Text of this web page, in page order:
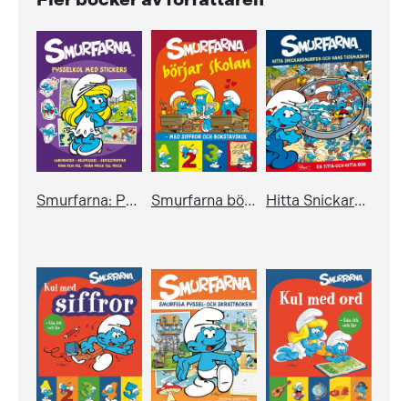
Smurfarna: Pysselkul med stickers Smurfarna börjar skolan - med siffror och bokstavskul Hitta Snickarsmurfen och hans tidsmaskin